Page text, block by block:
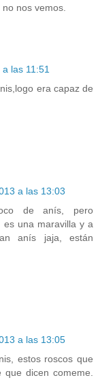
nos vemos.
las 11:51
era capaz de
a las 13:03
de anís, pero
es una maravilla y a
anís jaja, están
a las 13:05
estos roscos que
que dicen comeme.